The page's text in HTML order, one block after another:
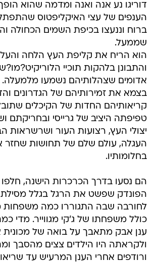
דוריגו נע אנה ואנה ומדמה שהוא
הענפים של עצי האיקליפטוס
ברוח וננעצו בכיפת השמים הכחולה
שממעל.
הוא הריח את קליפת העץ הלחה
והתבונן בלהקות תוכיי
אדומים שצהלותיהם נשמעו
בצמא את זמירותיהם של הגדרונים
קריאותיהם החדות של הקיכלים
טפיפתה היציב של גרייסי ובחריקתם
יצולי העץ, רצועות העור ושרשראות
העגלה, עולם שלם של תחושות שחזר
בחלומותיו.
הם נסעו בדרך הכרכרות הישנה, חלפו
הפונדק שפשט את הרגל בגלל
לחורבה שבה התגוררו כמה משפחות
כולל משפחתו של ג'קי מגווייר. מדי
ענן אבק מתאבך על בואה של מכונית
ולקראתה היו הילדים צצים מהסבך
ורודפים אחרי הענן המרעיש עד